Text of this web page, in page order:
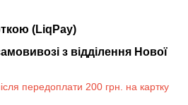
(LiqPay)
з відділення Нової
передоплати 200 грн. на картку